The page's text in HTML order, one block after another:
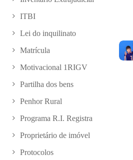
ITBI
Lei do inquilinato
Matrícula
Motivacional 1RIGV
Partilha dos bens
Penhor Rural
Programa R.I. Registra
Proprietário de imóvel
Protocolos